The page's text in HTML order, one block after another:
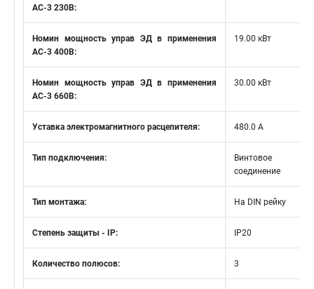
АС-3 230В:
Номин мощность управ ЭД в применения
АС-3 400В:
19.00 кВт
Номин мощность управ ЭД в применения
АС-3 660В:
30.00 кВт
Уставка электромагнитного расцепителя: 480.0 А
Тип подключения:
Винтовое
соединение
Тип монтажа: На DIN рейку
Степень защиты - IP: IP20
Количество полюсов: 3